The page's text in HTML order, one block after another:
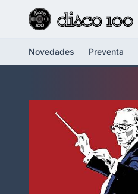
Novedades Preventa